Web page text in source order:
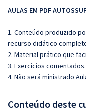
AULAS EM PDF
1. Conteúdo produzido
recurso didático
2. Material prático que
3. Exercícios comentados.
4. Não será ministrado
Conteúdo deste